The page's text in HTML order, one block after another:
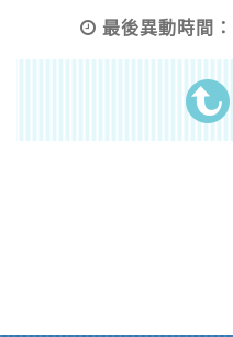
最後異動時間：